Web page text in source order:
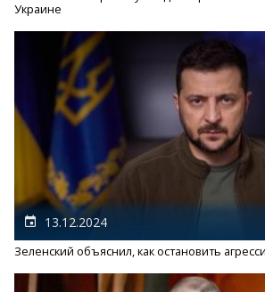
Украине
13.12.2024
Зеленский объяснил, как остановить